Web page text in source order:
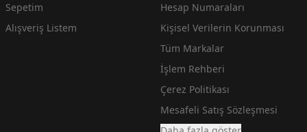
Sepetim
Alışveriş Listem
Hesap Numaraları
Kişisel Verilerin Korunması
Tüm Markalar
İşlem Rehberi
Çerez Politikası
Mesafeli Satış Sözleşmesi